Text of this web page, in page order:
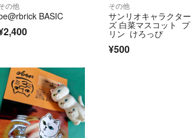
の他
BASIC
その他
サンリオキャラクター
ズ 白菜マスコット プ
リン けろっぴ
¥500